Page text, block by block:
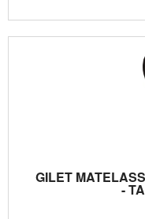
GILET
-